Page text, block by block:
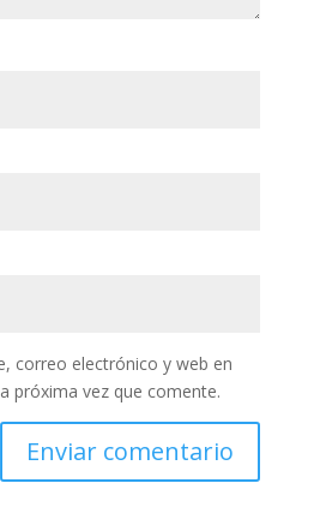
correo electrónico y web en
próxima vez que comente.